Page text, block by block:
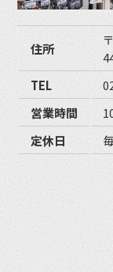
住所
TEL
営業時間
定休日